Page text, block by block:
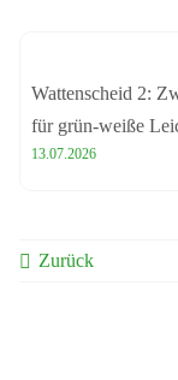
Wattenscheid 2:
für grün-weiße
13.07.2026
Zurück